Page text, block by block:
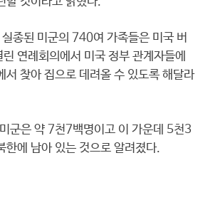
종된 미군의 740여 가족들은 미국 버
연례회의에서 미국 정부 관계자들에
서 찾아 집으로 데려올 수 있도록 해달라
군은 약 7천7백명이고 이 가운데 5천3
한에 남아 있는 것으로 알려졌다.